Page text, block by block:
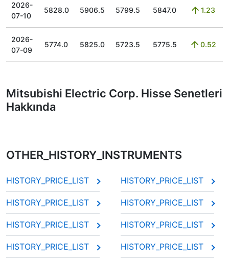
2026-
07-10
5828.0 5906.5 5799.5 5847.0 1.23
2026-
07-09
5774.0 5825.0 5723.5 5775.5 0.52
Mitsubishi Electric Corp. Hisse Senetleri
Hakkında
OTHER_HISTORY_INSTRUMENTS
HISTORY_PRICE_LIST HISTORY_PRICE_LIST
HISTORY_PRICE_LIST HISTORY_PRICE_LIST
HISTORY_PRICE_LIST HISTORY_PRICE_LIST
HISTORY_PRICE_LIST HISTORY_PRICE_LIST